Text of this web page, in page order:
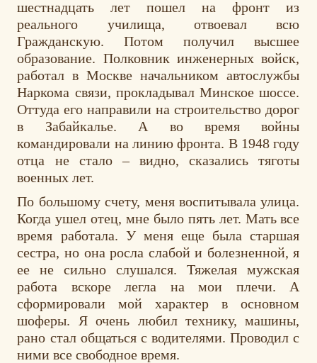
шестнадцать лет пошел на фронт из
реального училища, отвоевал всю
Гражданскую. Потом получил высшее
образование. Полковник инженерных войск,
работал в Москве начальником автослужбы
Наркома связи, прокладывал Минское шоссе.
Оттуда его направили на строительство дорог
в Забайкалье. А во время войны
командировали на линию фронта. В 1948 году
отца не стало – видно, сказались тяготы
военных лет.
По большому счету, меня воспитывала улица.
Когда ушел отец, мне было пять лет. Мать все
время работала. У меня еще была старшая
сестра, но она росла слабой и болезненной, я
ее не сильно слушался. Тяжелая мужская
работа вскоре легла на мои плечи. А
сформировали мой характер в основном
шоферы. Я очень любил технику, машины,
рано стал общаться с водителями. Проводил с
ними все свободное время.